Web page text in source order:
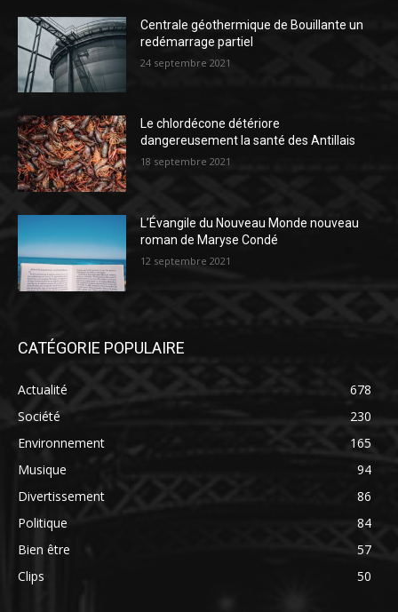
Centrale géothermique de Bouillante un
redémarrage partiel
24 septembre 2021
Le chlordécone détériore
dangereusement la santé des Antillais
18 septembre 2021
L’Évangile du Nouveau Monde nouveau
roman de Maryse Condé
12 septembre 2021
CATÉGORIE POPULAIRE
Actualité
678
Société
230
Environnement
165
Musique
94
Divertissement
86
Politique
84
Bien être
57
Clips
50